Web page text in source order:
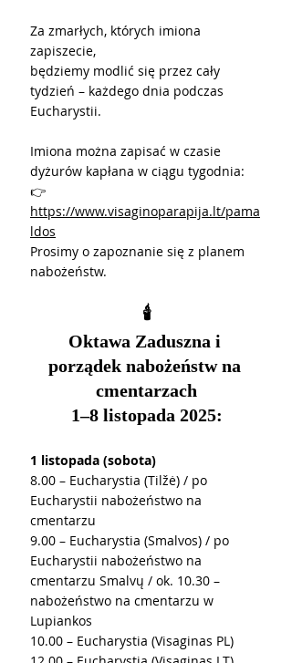
Za zmarłych, których imiona
zapiszecie,
będziemy modlić się przez cały
tydzień – każdego dnia podczas
Eucharystii.
Imiona można zapisać w czasie
dyżurów kapłana w ciągu tygodnia:
👉
https://www.visaginoparapija.lt/pama
ldos
Prosimy o zapoznanie się z planem
nabożeństw.
🕯️
Oktawa Zaduszna i
porządek nabożeństw na
cmentarzach
1–8 listopada 2025:
1 listopada (sobota)
8.00 – Eucharystia (Tilžė) / po
Eucharystii nabożeństwo na
cmentarzu
9.00 – Eucharystia (Smalvos) / po
Eucharystii nabożeństwo na
cmentarzu Smalvų / ok. 10.30 –
nabożeństwo na cmentarzu w
Lupiankos
10.00 – Eucharystia (Visaginas PL)